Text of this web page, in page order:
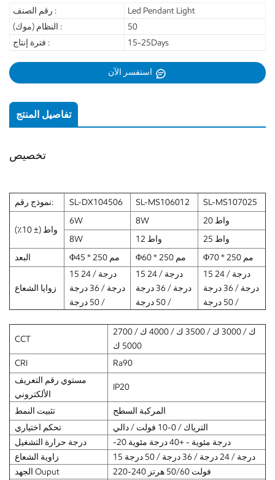
رقم الصنف :
Led Pendant Light
النظام (موك) :
50
فترة إنتاج :
15-25Days
تفاصيل المنتج
تخصيص
نموذج رقم: SL-DX104506 SL-MS106012 SL-MS107025
واط (± 10٪)
6W 8W
20 واط
8W
12 واط
25 واط
البعد
Φ45 * 250 مم Φ60 * 250 مم Φ70 * 250 مم
زوايا الشعاع
15 درجة / 24
درجة / 36 درجة
/ 50 درجة
15 درجة / 24
درجة / 36 درجة
/ 50 درجة
15 درجة / 24
درجة / 36 درجة
/ 50 درجة
CCT
2700 ك / 3000 ك / 3500 ك / 4000 ك /
5000 ك
CRI
Ra90
مستوي رقم التعريف
الألكتروني
IP20
تثبيت النمط
المركبة السطح
تحكم اختياري
الترياك / 0-10 فولت / دالي
درجة حرارة التشغيل
-20 درجة مئوية - +40 درجة مئوية
زاوية الشعاع
15 درجة / 24 درجة / 36 درجة / 50 درجة
الجهد Ouput
220-240 فولت 50/60 هرتز